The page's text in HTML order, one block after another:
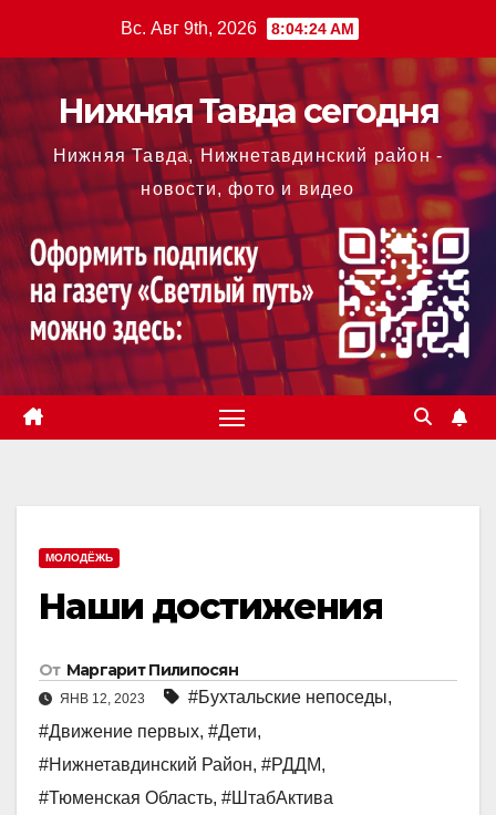
содержимому
Вс. Авг 9th, 2026 8:04:25 AM
Нижняя Тавда сегодня
Нижняя Тавда, Нижнетавдинский район -
новости, фото и видео
МОЛОДЁЖЬ
Наши достижения
От Маргарит Пилипосян
ЯНВ 12, 2023 #Бухтальские непоседы,
#Движение первых, #Дети,
#Нижнетавдинский Район, #РДДМ,
#Тюменская Область, #ШтабАктива